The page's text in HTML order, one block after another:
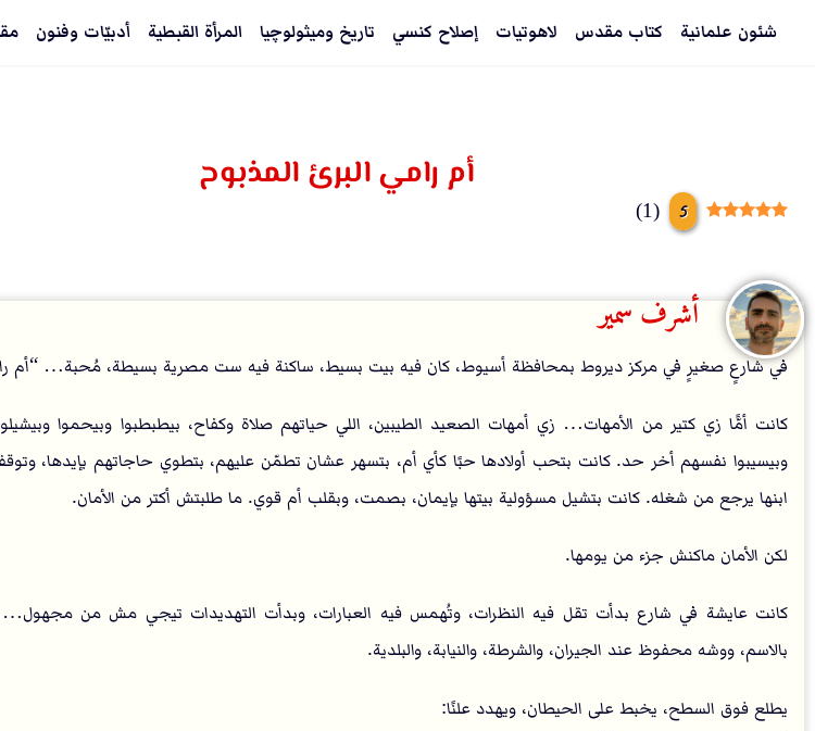
شئون علمانية كتاب مقدس لاهوتيات إصلاح كنسي تاريخ وميثولوچيا المرأة القبطية أدبيّات وفنون
أم رامي البرئ المذبوح
5
(
1
)
أشرف سمير
في شارعٍ صغيرٍ في مركز ديروط بمحافظة أسيوط، كان فيه بيت بسيط، ساكنة فيه ست مصرية بسيطة، مُحبة… “أم
كانت أمًّا زي كتير من الأمهات… زي أمهات الصعيد الطيبين، اللي حياتهم صلاة وكفاح، بيطبطبوا وبيحموا
وبيسيبوا نفسهم أخر حد. كانت بتحب أولادها حبًا كأي أم، بتسهر عشان تطمّن عليهم، بتطوي حاجاتهم بإيدها،
ابنها يرجع من شغله. كانت بتشيل مسؤولية بيتها بإيمان، بصمت، وبقلب أم قوي. ما طلبتش أكتر من الأمان.
لكن الأمان ماكنش جزء من يومها.
كانت عايشة في شارع بدأت تقل فيه النظرات، وتُهمس فيه العبارات، وبدأت التهديدات تيجي مش من
بالاسم، ووشه محفوظ عند الجيران، والشرطة، والنيابة، والبلدية.
يطلع فوق السطح، يخبط على الحيطان، ويهدد علنًا: